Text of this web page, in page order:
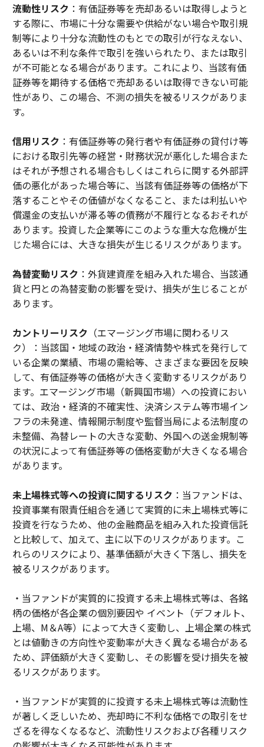
流動性リスク ：有価証券等を売却あるいは取得しようと
する際に、市場に十分な需要や供給がない場合や取引規
制等により十分な流動性のもとでの取引が行なえない、
あるいは不利な条件で取引を強いられたり、または取引
が不可能となる場合があります。これにより、当該有価
証券等を期待する価格で売却あるいは取得できない可能
性があり、この場合、不測の損失を被るリスクがありま
す。
信用リスク ：有価証券等の発行者や有価証券の貸付け等
における取引先等の経営・財務状況が悪化した場合また
はそれが予想される場合もしくはこれらに関する外部評
価の悪化があった場合等に、当該有価証券等の価格が下
落することやその価値がなくなること、または利払いや
償還金の支払いが滞る等の債務が不履行となるおそれが
あります。投資した企業等にこのような重大な危機が生
じた場合には、大きな損失が生じるリスクがあります。
為替変動リスク ：外貨建資産を組み入れた場合、当該通
貨と円との為替変動の影響を受け、損失が生じることが
あります。
カントリーリスク （エマージング市場に関わるリス
ク）：当該国・地域の政治・経済情勢や株式を発行して
いる企業の業績、市場の需給等、さまざまな要因を反映
して、有価証券等の価格が大きく変動するリスクがあり
ます。エマージング市場（新興国市場）への投資におい
ては、政治・経済的不確実性、決済システム等市場イン
フラの未発達、情報開示制度や監督当局による法制度の
未整備、為替レートの大きな変動、外国への送金規制等
の状況によって有価証券等の価格変動が大きくなる場合
があります。
未上場株式等への投資に関するリスク ：当ファンドは、
投資事業有限責任組合を通じて実質的に未上場株式等に
投資を行なうため、他の金融商品を組み入れた投資信託
と比較して、加えて、主に以下のリスクがあります。こ
れらのリスクにより、基準価額が大きく下落し、損失を
被るリスクがあります。
・当ファンドが実質的に投資する未上場株式等は、各銘
柄の価格が各企業の個別要因や イベント（デフォルト、
上場、M＆A等）によって大きく変動し、上場企業の株式
とは値動きの方向性や変動率が大きく異なる場合がある
ため、評価額が大きく変動し、その影響を受け損失を被
るリスクがあります。
・当ファンドが実質的に投資する未上場株式等は流動性
が著しく乏しいため、売却時に不利な価格での取引をせ
ざるを得なくなるなど、流動性リスクおよび各種リスク